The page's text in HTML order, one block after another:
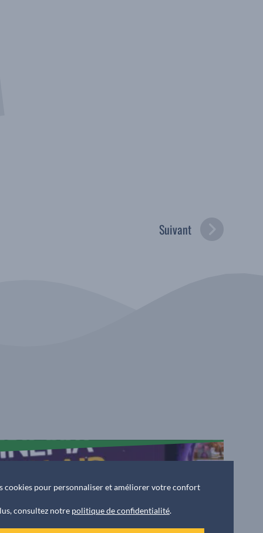
Suivant
cookies pour personnaliser et améliorer votre confort
consultez notre politique de confidentialité.